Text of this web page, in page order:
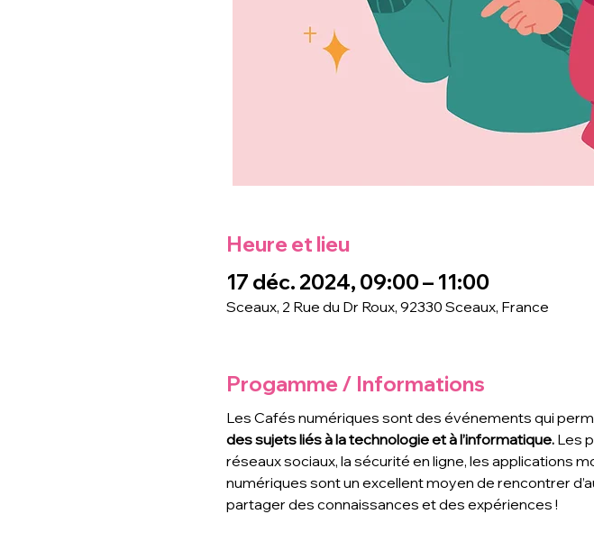
Heure et lieu
17 déc. 2024, 09:00 – 11:00
Sceaux, 2 Rue du Dr Roux, 92330 Sceaux, France
Progamme / Informations
Les Cafés numériques sont des événements qui
des sujets liés à la technologie et à l’informatique. Les
réseaux sociaux, la sécurité en ligne, les applications
numériques sont un excellent moyen de rencontrer
partager des connaissances et des expériences !